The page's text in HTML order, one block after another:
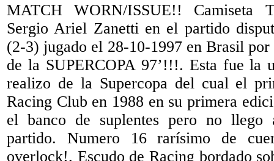
MATCH WORN/ISSUE!! Camiseta
Sergio Ariel Zanetti en el partido
(2-3) jugado el 28-10-1997 en Brasil
de la SUPERCOPA 97’!!!. Esta fue la
realizo de la Supercopa del cual el
Racing Club en 1988 en su primera
el banco de suplentes pero no llego
partido. Numero 16 rarísimo de
overlock!. Escudo de Racing bordado